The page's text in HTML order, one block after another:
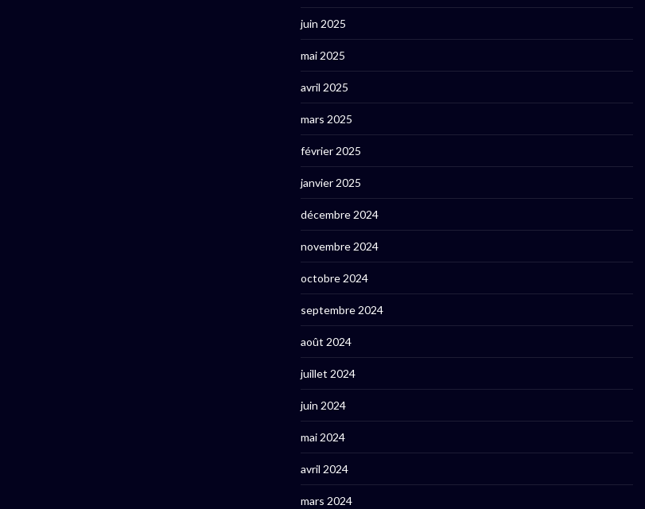
juin 2025
mai 2025
avril 2025
mars 2025
février 2025
janvier 2025
décembre 2024
novembre 2024
octobre 2024
septembre 2024
août 2024
juillet 2024
juin 2024
mai 2024
avril 2024
mars 2024